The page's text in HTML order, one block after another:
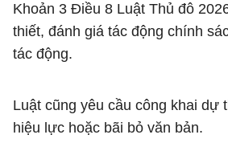
Khoản 3 Điều 8 Luật Thủ đô
thiết, đánh giá tác động chính
tác động.
Luật cũng yêu cầu công khai
hiệu lực hoặc bãi bỏ văn bản.